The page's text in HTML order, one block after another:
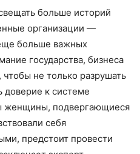
больше историй
организации —
больше важных
государства, бизнеса
не только разрушать
доверие к системе
женщины, подвергающиеся
себя
предстоит провести